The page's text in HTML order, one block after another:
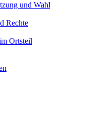
und Wahl
Rechte
Ortsteil